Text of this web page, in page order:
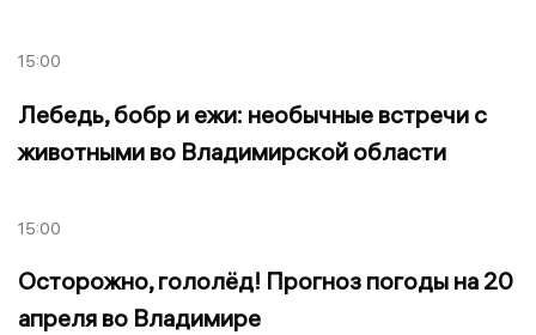
15:00
Лебедь, бобр и ежи: необычные встречи с
животными во Владимирской области
15:00
Осторожно, гололёд! Прогноз погоды на 20
апреля во Владимире